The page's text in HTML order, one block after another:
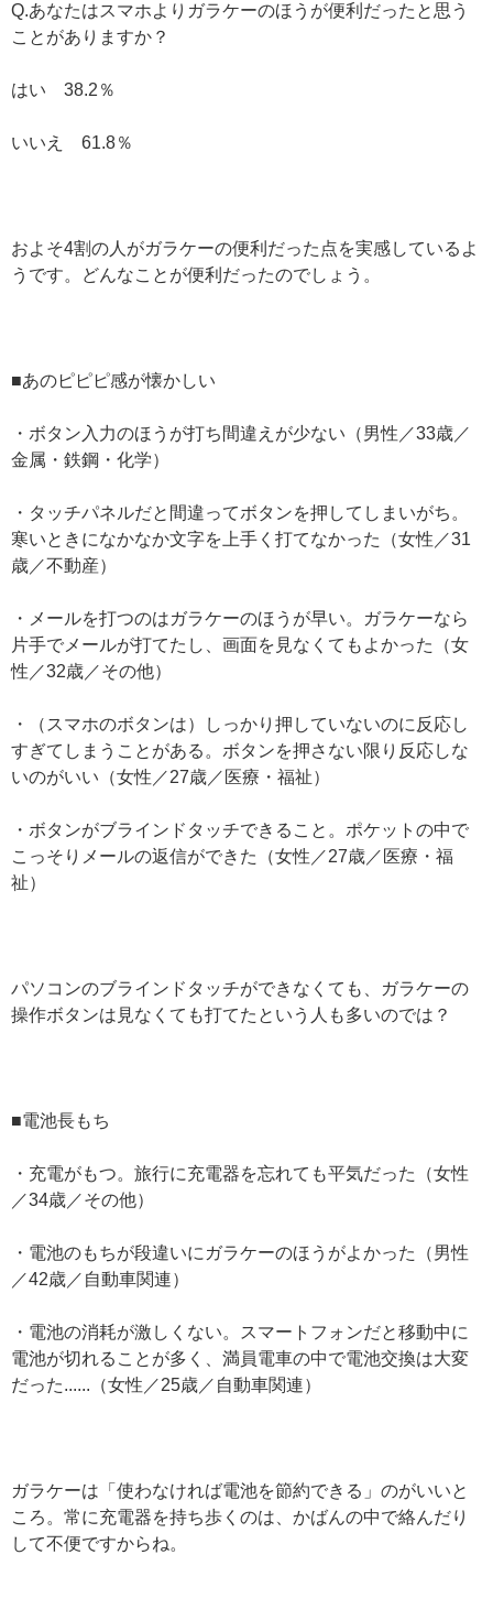
Q.あなたはスマホよりガラケーのほうが便利だったと思う
ことがありますか？
はい 38.2％
いいえ 61.8％
およそ4割の人がガラケーの便利だった点を実感しているよ
うです。どんなことが便利だったのでしょう。
■あのピピピ感が懐かしい
・ボタン入力のほうが打ち間違えが少ない（男性／33歳／
金属・鉄鋼・化学）
・タッチパネルだと間違ってボタンを押してしまいがち。
寒いときになかなか文字を上手く打てなかった（女性／31
歳／不動産）
・メールを打つのはガラケーのほうが早い。ガラケーなら
片手でメールが打てたし、画面を見なくてもよかった（女
性／32歳／その他）
・（スマホのボタンは）しっかり押していないのに反応し
すぎてしまうことがある。ボタンを押さない限り反応しな
いのがいい（女性／27歳／医療・福祉）
・ボタンがブラインドタッチできること。ポケットの中で
こっそりメールの返信ができた（女性／27歳／医療・福
祉）
パソコンのブラインドタッチができなくても、ガラケーの
操作ボタンは見なくても打てたという人も多いのでは？
■電池長もち
・充電がもつ。旅行に充電器を忘れても平気だった（女性
／34歳／その他）
・電池のもちが段違いにガラケーのほうがよかった（男性
／42歳／自動車関連）
・電池の消耗が激しくない。スマートフォンだと移動中に
電池が切れることが多く、満員電車の中で電池交換は大変
だった......（女性／25歳／自動車関連）
ガラケーは「使わなければ電池を節約できる」のがいいと
ころ。常に充電器を持ち歩くのは、かばんの中で絡んだり
して不便ですからね。